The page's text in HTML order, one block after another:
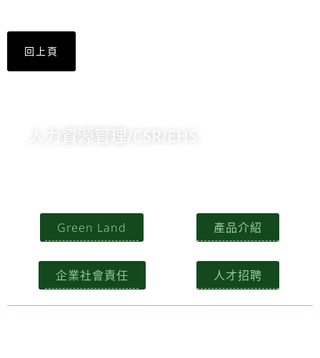
回上頁
人力資源管理/CSR/EHS
Green Land
企業社會責任
產品介紹
人才招聘